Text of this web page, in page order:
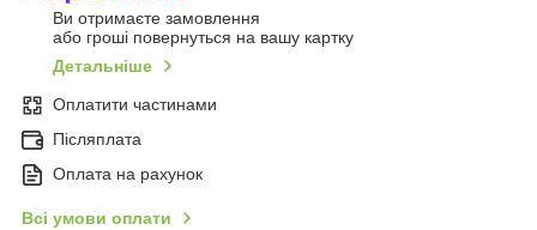
Ви отримаєте замовлення
або гроші повернуться на вашу картку
Детальніше
Оплатити частинами
Післяплата
Оплата на рахунок
Всі умови оплати